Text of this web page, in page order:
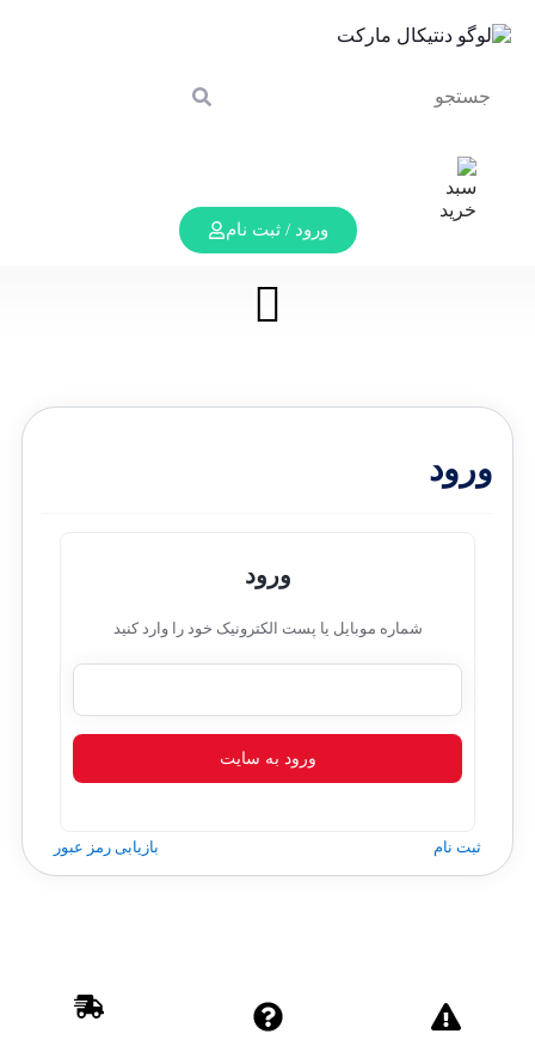
ورود / ثبت نام
ورود
ورود
شماره موبایل یا پست الکترونیک خود را وارد کنید
ورود به سایت
ثبت نام بازیابی رمز عبور